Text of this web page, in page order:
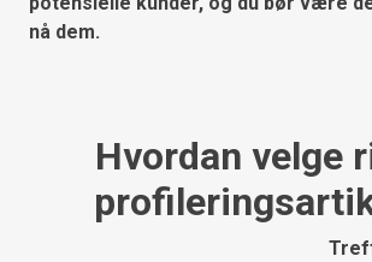
nå dem.
Hvordan velge